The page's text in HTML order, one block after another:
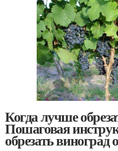
Когда лучше
Пошаговая
обрезать виноград